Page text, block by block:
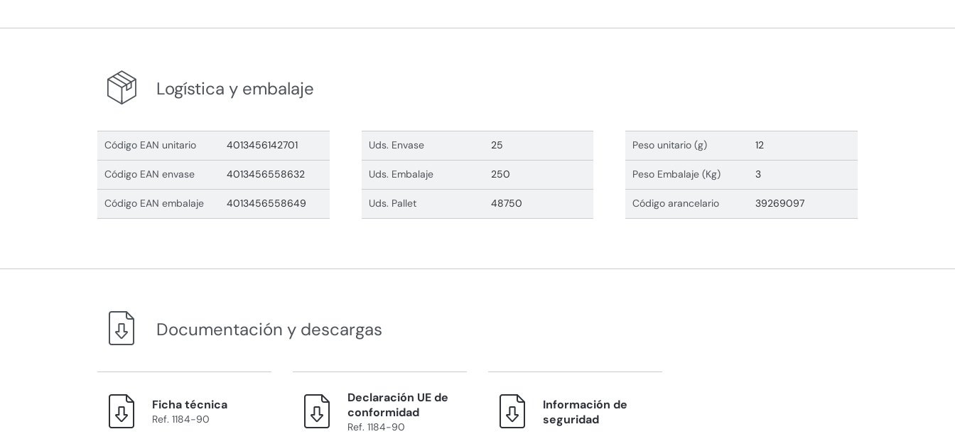
Logística y embalaje
Código EAN unitario 4013456142701
Código EAN envase 4013456558632
Código EAN embalaje 4013456558649
Uds. Envase 25
Uds. Embalaje 250
Uds. Pallet 48750
Peso unitario (g) 12
Peso Embalaje (Kg) 3
Código arancelario 39269097
Documentación y descargas
Ficha técnica
Ref. 1184-90
Declaración UE de
conformidad
Ref. 1184-90
Información de
seguridad